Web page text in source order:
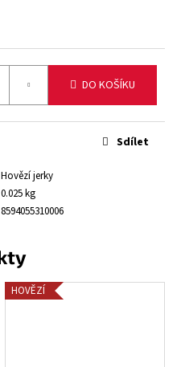
DO KOŠÍKU
Hovězí jerky
0.025 kg
8594055310006
Sdílet
HOVĚZÍ